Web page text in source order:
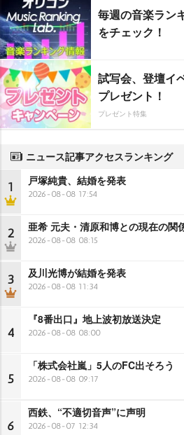
毎週の音楽ラン
をチェック！
試写会、登壇イ
プレゼント！
プレゼント特集
ニュース記事アクセスランキング
1 戸塚純貴、結婚を発表
2026-08-08 17:54
2 亜希 元夫・清原和博との現在の関
2026-08-08 08:15
3 及川光博が結婚を発表
2026-08-08 11:34
4
『8番出口』地上波初放送決定
2026-08-08 08:00
5
「株式会社嵐」5人のFC出そろう
2026-08-08 09:17
6
西鉄、“不適切音声”に声明
2026-08-07 12:34